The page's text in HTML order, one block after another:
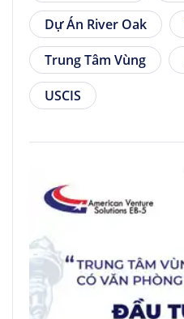
Dự Án River Oak
Trung Tâm Vùng
USCIS